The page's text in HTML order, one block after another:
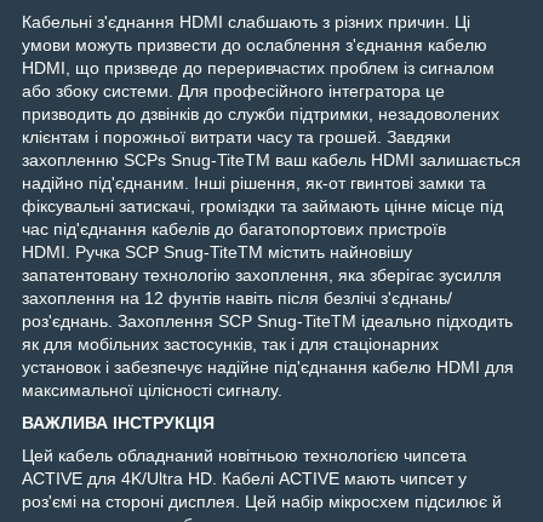
Кабельні з'єднання HDMI слабшають з різних причин. Ці
умови можуть призвести до ослаблення з'єднання кабелю
HDMI, що призведе до переривчастих проблем із сигналом
або збоку системи. Для професійного інтегратора це
призводить до дзвінків до служби підтримки, незадоволених
клієнтам і порожньої витрати часу та грошей. Завдяки
захопленню SCPs Snug-TiteTM ваш кабель HDMI залишається
надійно під'єднаним. Інші рішення, як-от гвинтові замки та
фіксувальні затискачі, громіздки та займають цінне місце під
час під'єднання кабелів до багатопортових пристроїв
HDMI. Ручка SCP Snug-TiteTM містить найновішу
запатентовану технологію захоплення, яка зберігає зусилля
захоплення на 12 фунтів навіть після безлічі з'єднань/
роз'єднань. Захоплення SCP Snug-TiteTM ідеально підходить
як для мобільних застосунків, так і для стаціонарних
установок і забезпечує надійне під'єднання кабелю HDMI для
максимальної цілісності сигналу.
ВАЖЛИВА ІНСТРУКЦІЯ
Цей кабель обладнаний новітньою технологією чипсета
ACTIVE для 4K/Ultra HD. Кабелі ACTIVE мають чипсет у
роз'ємі на стороні дисплея. Цей набір мікросхем підсилює й